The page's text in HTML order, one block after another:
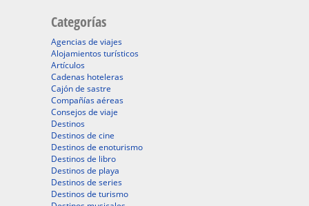
Categorías
Agencias de viajes
Alojamientos turísticos
Artículos
Cadenas hoteleras
Cajón de sastre
Compañías aéreas
Consejos de viaje
Destinos
Destinos de cine
Destinos de enoturismo
Destinos de libro
Destinos de playa
Destinos de series
Destinos de turismo